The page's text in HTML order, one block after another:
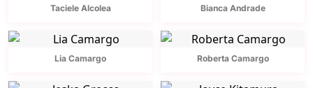
Taciele Alcolea Bianca Andrade
Lia Camargo Roberta Camargo